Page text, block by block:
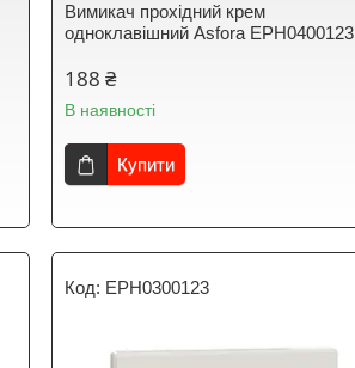
Вимикач прохідний крем
одноклавішний Asfora EPH0400123
188 ₴
В наявності
Купити
EPH0300123